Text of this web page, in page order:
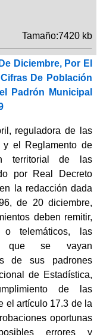
Tamaño:7420 kb
Diciembre, Por El
De Población
Padrón Municipal
reguladora de las
y el Reglamento de
territorial de las
por Real Decreto
la redacción dada
de 20 diciembre,
deben remitir,
o telemáticos, las
que se vayan
de sus padrones
de Estadística,
de las
el artículo 17.3 de la
oportunas
errores y